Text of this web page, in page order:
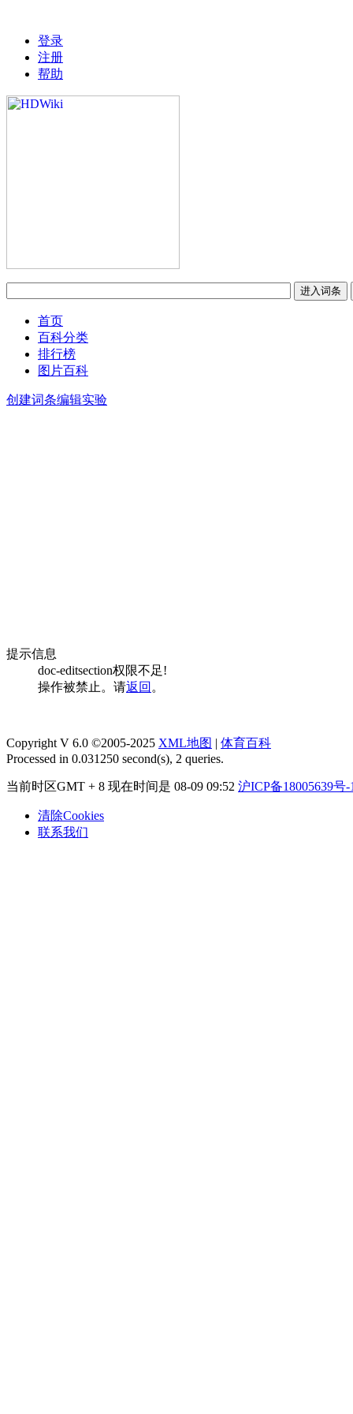
登录
注册
帮助
首页
百科分类
排行榜
图片百科
创建词条编辑实验
提示信息
doc-editsection权限不足!
操作被禁止。请返回 。
Copyright V 6.0 ©2005-2025 XML地图 | 体育百科
Processed in 0.031250 second(s), 2 queries.
当前时区GMT + 8 现在时间是 08-09 09:52 沪ICP备18005639号-
清除Cookies
联系我们